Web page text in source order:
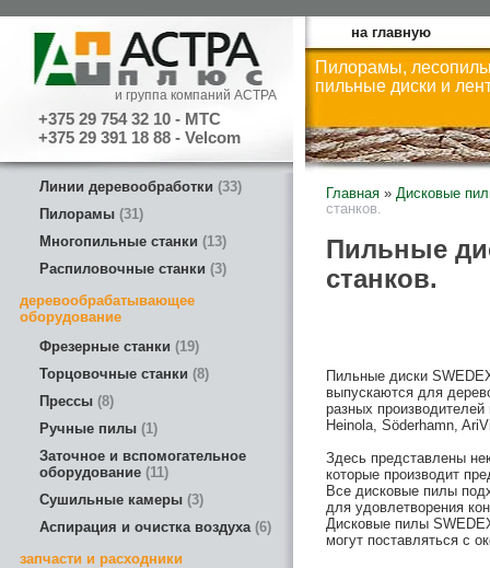
и группа компаний АСТРА
+375 29 754 32 10 - МТС
+375 29 391 18 88 - Velcom
на главную
Пилорамы,
пильные диски и
Линии деревообработки 33
Пилорамы 31
Многопильные станки
13
Распиловочные станки 3
деревообрабатывающее
оборудование
Фрезерные станки
19
Торцовочные станки 8
Прессы 8
Ручные пилы 1
Заточное и вспомогательное
оборудование 11
Сушильные камеры 3
Аспирация и очистка воздуха 6
запчасти и расходники
Главная » Дисковые
станков.
Пильные
станков.
Пильные диски
выпускаются для
разных
Heinola, Söderhamn,
Здесь представлены
которые производит
Все дисковые пилы
для удовлетворения
Дисковые пилы
могут поставляться с